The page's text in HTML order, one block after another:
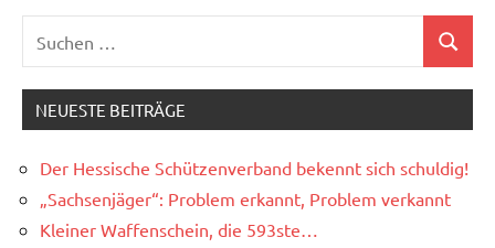
nach:
Suchen
NEUESTE BEITRÄGE
Der Hessische Schützenverband bekennt sich schuldig!
„Sachsenjäger“: Problem erkannt, Problem verkannt
Kleiner Waffenschein, die 593ste…